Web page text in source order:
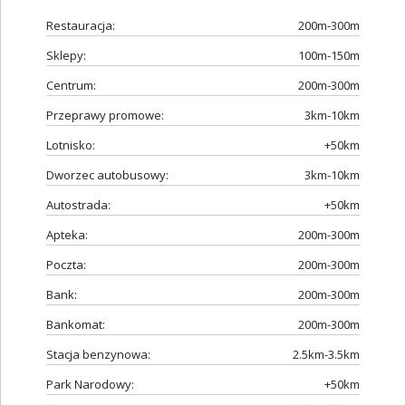
Restauracja:
200m-300m
Sklepy:
100m-150m
Centrum:
200m-300m
Przeprawy promowe:
3km-10km
Lotnisko:
+50km
Dworzec autobusowy:
3km-10km
Autostrada:
+50km
Apteka:
200m-300m
Poczta:
200m-300m
Bank:
200m-300m
Bankomat:
200m-300m
Stacja benzynowa:
2.5km-3.5km
Park Narodowy:
+50km